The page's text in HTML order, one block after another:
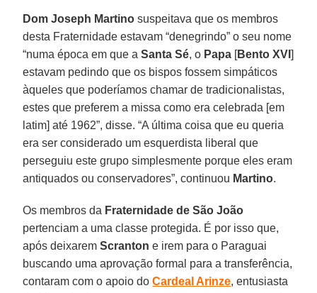
Dom Joseph Martino suspeitava que os membros
desta Fraternidade estavam “denegrindo” o seu nome
“numa época em que aSanta Sé, o Papa [Bento XVI]
estavam pedindo que os bispos fossem simpáticos
àqueles que poderíamos chamar de tradicionalistas,
estes que preferem a missa como era celebrada [em
latim] até 1962”, disse. “A última coisa que eu queria
era ser considerado um esquerdista liberal que
perseguiu este grupo simplesmente porque eles eram
antiquados ou conservadores”, continuou Martino.
Os membros da Fraternidade de São João
pertenciam a uma classe protegida. É por isso que,
após deixaremScranton e irem para o Paraguai
buscando uma aprovação formal para a transferência,
contaram com o apoio doCardeal Arinze, entusiasta